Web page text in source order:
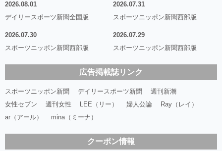
2026.08.01
デイリースポーツ新聞全国版
2026.07.31
スポーツニッポン新聞西部版
2026.07.30
スポーツニッポン新聞西部版
2026.07.29
スポーツニッポン新聞西部版
広告掲載誌リンク
スポーツニッポン新聞 デイリースポーツ新聞
週刊新潮
女性セブン
週刊女性 LEE（リー） 婦人公論
Ray（レイ）
ar（アール）
mina（ミーナ）
クーポン情報